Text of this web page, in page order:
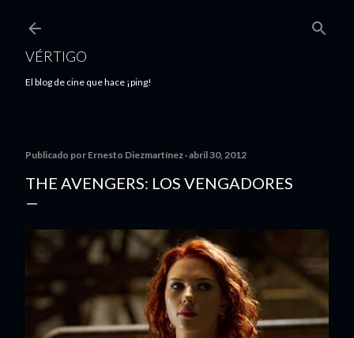
VÉRTIGO
El blog de cine que hace ¡ping!
Publicado por Ernesto Diezmartínez abril 30, 2012
THE AVENGERS: LOS VENGADORES